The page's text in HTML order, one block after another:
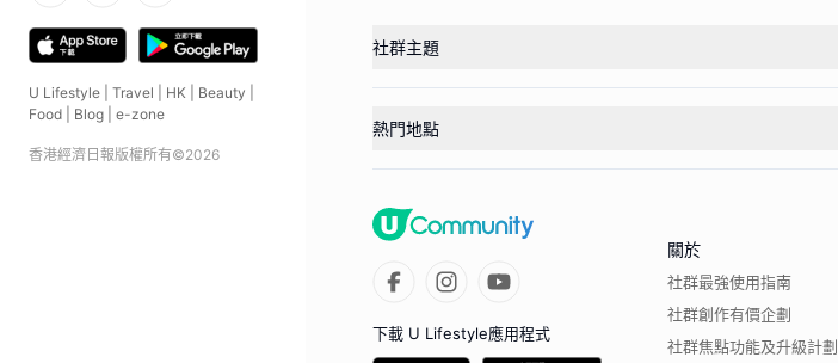
U Lifestyle Travel HK Beauty
Food
Blog e-zone
香港經濟日報版權所有©2026
社群主題
熱門地點
下載 U Lifestyle應用程式
關於
社群最強使用指南
社群創作有價企劃
社群焦點功能及升級計劃